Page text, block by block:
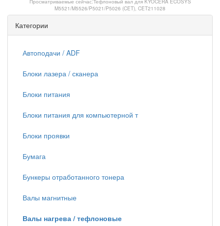
Просматриваемые сейчас:Тефлоновый вал для KYOCERA ECOSYS
M5521/M5526/P5021/P5026 (CET), CET211028
Категории
Автоподачи / ADF
Блоки лазера / сканера
Блоки питания
Блоки питания для компьютерной т
Блоки проявки
Бумага
Бункеры отработанного тонера
Валы магнитные
Валы нагрева / тефлоновые